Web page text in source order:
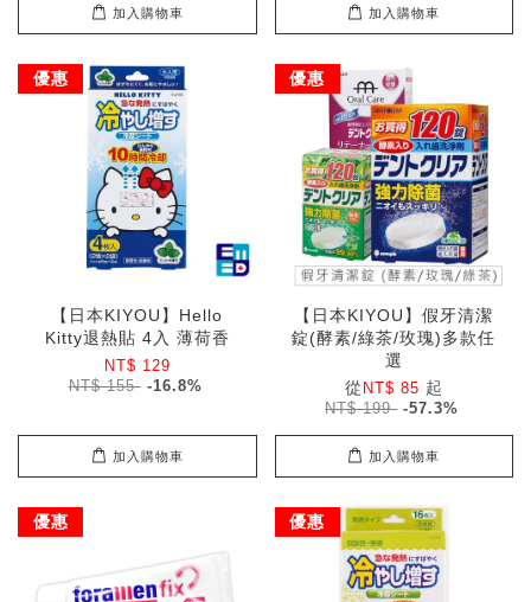
加入購物車 加入購物車
優惠
【日本KIYOU】Hello
Kitty退熱貼 4入 薄荷香
NT$ 129
NT$ 155 -16.8%
加入購物車
優惠
【日本KIYOU】假牙清潔
錠(酵素/綠茶/玫瑰)多款任
選
從 NT$ 85 起
NT$ 199 -57.3%
加入購物車
優惠 優惠